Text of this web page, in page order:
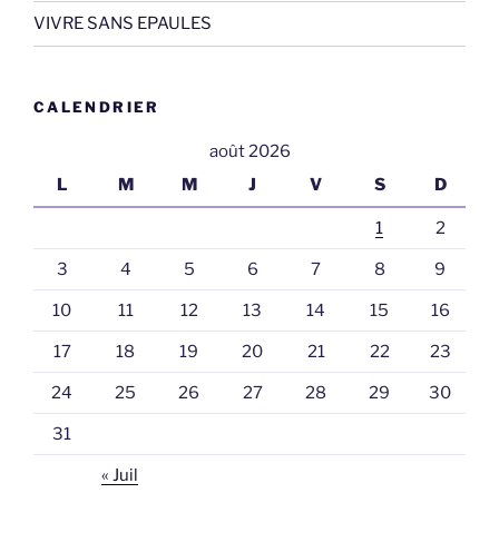
VIVRE SANS EPAULES
CALENDRIER
août 2026
L
M M J V S D
1 2
3 4 5 6 7 8 9
10 11 12 13 14 15 16
17 18 19 20 21 22 23
24 25 26 27 28 29 30
31
« Juil